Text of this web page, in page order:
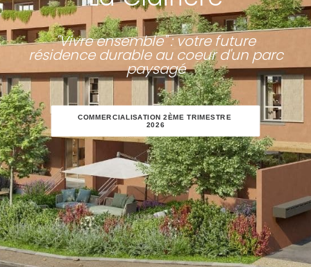
NOUS CONTACTER
Recherche
"Vivre ensemble" : votre future
résidence durable au coeur d'un parc
paysagé
COMMERCIALISATION 2ÈME TRIMESTRE
2026